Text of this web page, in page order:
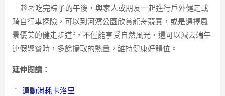
趁著吃完粽子的午後，與家人或朋友一起進行戶外健走或
騎自行車探險，可以到河濱公園欣賞龍舟競賽，或是選擇風
景優美的健走步道3，不僅能享受自然風光，還可以減去端午
連假聚餐時，多餘攝取的熱量，維持健康好體位。
延伸閱讀：
運動消耗卡洛里